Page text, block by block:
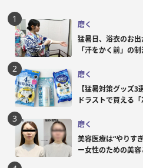
磨く
猛暑日、浴衣のお
「汗をかく前」の
磨く
【猛暑対策グッズ3
ドラストで買える
磨く
美容医療は“やりす
ー女性のための美容